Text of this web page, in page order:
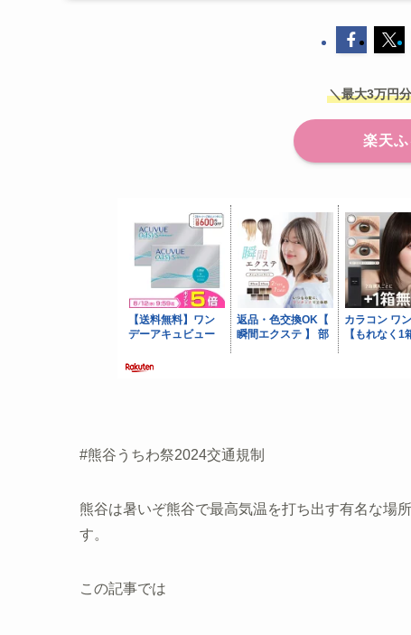
＼最大3万円
楽天
#熊谷うちわ祭2024交通規制
熊谷は暑いぞ熊谷で最高気温を打ち出す有名な場
す。
この記事では